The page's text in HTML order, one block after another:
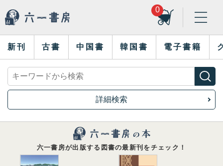
0
新刊 古書 中国書 韓国書 電子書籍
詳細検索
六一書房が出版する図書の最新刊をチェック！